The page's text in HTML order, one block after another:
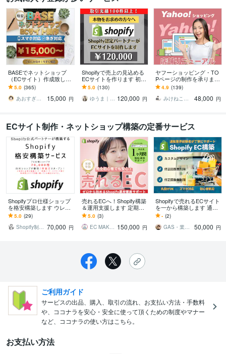
BASEでネットショップ
（ECサイト）作成致しま
す 格安でBASEを制作代行
致します！リニューアル
もOK！
5.0 (365)
あおすぎ＠丁寧に取り組みます
15,000 円
Shopifyで売上の見込める
ECサイトを作ります 初心
者でも安心★ヒアリング
重視・要望に沿って柔軟
に対応可能
5.0 (130)
ゆうま｜即レス対応 120,000 円
ヤフーショッピング・TO
Pページの制作を承ります
ヤフーショッピング店舗
構築｜スマホページも同
時制作だから安心
4.9 (139)
みけねこデザイン
48,000 円
ECサイト制作・ネットショップ構築の定番サービス
Shopifyプロ仕様ショップ
を格安構築します ウレモ
ンプラス 作るより売れる
を届ける 無料1ヶ月サポー
ト
5.0 (29)
Shopify制作×マーケティング ゆう 70,000 円
売れるECへ！Shopify構築
＆運用支援します 定期便
やレビュー機能も対応！
運用マニュアル付で安心E
C開業
5.0 (3)
EC MAKE◎Shopifyパートナー 150,000 円
Shopifyで売れるECサイト
を一から構築します 通販
業界経験豊富なエンジニ
アがECサイト作りをお手
伝いします
- (2)
GAS・業務効率化・ECのプロ｜やまぐち
50,000 円
ご利用ガイド
サービスの出品、購入、取引の流れ、お支払い方法・手数料
や、ココナラを安心・安全に使って頂くための制度やマナー
など、ココナラの使い方はこちら。
お支払い方法